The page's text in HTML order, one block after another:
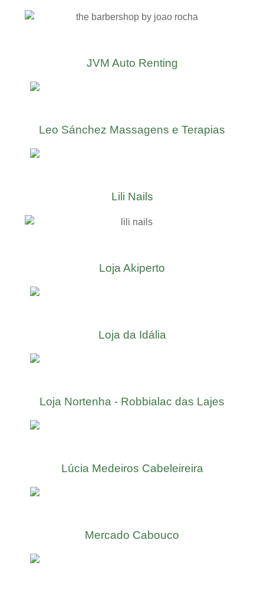
JVM Auto Renting
Leo Sánchez Massagens e Terapias
Lili Nails
Loja Akiperto
Loja da Idália
Loja Nortenha - Robbialac das Lajes
Lúcia Medeiros Cabeleireira
Mercado Cabouco